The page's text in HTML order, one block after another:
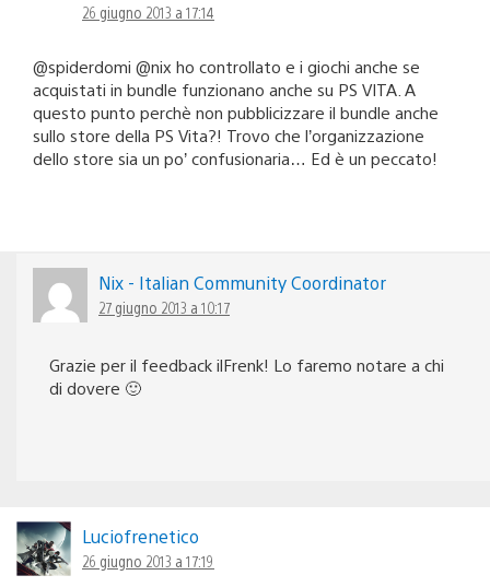
26 giugno 2013 a 17:14
@spiderdomi @nix ho controllato e i giochi anche se
acquistati in bundle funzionano anche su PS VITA. A
questo punto perchè non pubblicizzare il bundle anche
sullo store della PS Vita?! Trovo che l’organizzazione
dello store sia un po’ confusionaria… Ed è un peccato!
Nix - Italian Community Coordinator
27 giugno 2013 a 10:17
Grazie per il feedback ilFrenk! Lo faremo notare a chi
di dovere 🙂
Luciofrenetico
26 giugno 2013 a 17:19